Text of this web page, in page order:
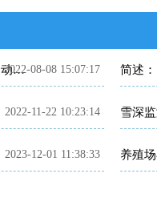
暴雨来袭，规避恶劣天气影响，就用自动气象站~
2022-08-08 15:07:17 简述
2022-11-22 10:23:14 雪深
2023-12-01 11:38:33